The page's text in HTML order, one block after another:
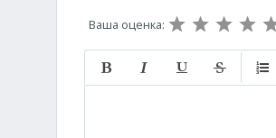
Ваша оценка:
Полужирный
КурсивПодчеркнутый